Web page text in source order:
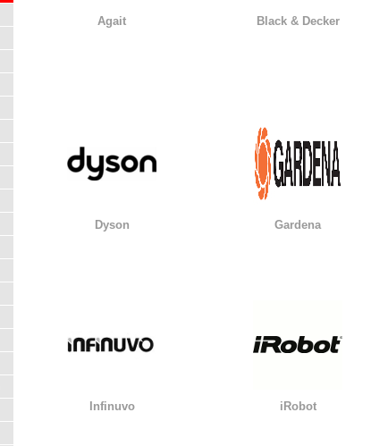
Agait
Black & Decker
Dyson Gardena
Infinuvo iRobot